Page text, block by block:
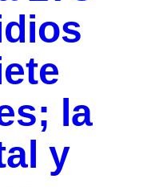
la
y